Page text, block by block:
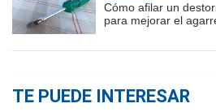
Cómo afilar un
para mejorar el
TE PUEDE INTERESAR